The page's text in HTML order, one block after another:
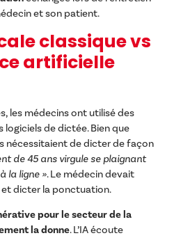
et son patient.
classique vs
artificielle
les médecins ont utilisé des
de dictée. Bien que
nécessitaient de dicter de façon
de 45 ans virgule se plaignant
la ligne ». Le médecin devait
et dicter la ponctuation.
pour le secteur de la
la donne. L’IA écoute